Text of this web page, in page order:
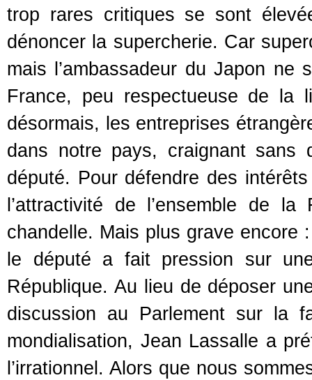
trop rares critiques se sont
dénoncer la supercherie. Car
mais l’ambassadeur du Japon ne
France, peu respectueuse de la
désormais, les entreprises
dans notre pays, craignant sans
député. Pour défendre des
l’attractivité de l’ensemble de
chandelle. Mais plus grave encore
le député a fait pression sur
République. Au lieu de déposer
discussion au Parlement sur la
mondialisation, Jean Lassalle a
l’irrationnel. Alors que nous